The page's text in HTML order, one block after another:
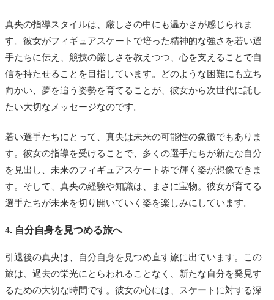
真央の指導スタイルは、厳しさの中にも温かさが感じられま
す。彼女がフィギュアスケートで培った精神的な強さを若い選
手たちに伝え、競技の厳しさを教えつつ、心を支えることで自
信を持たせることを目指しています。どのような困難にも立ち
向かい、夢を追う姿勢を育てることが、彼女から次世代に託し
たい大切なメッセージなのです。
若い選手たちにとって、真央は未来の可能性の象徴でもありま
す。彼女の指導を受けることで、多くの選手たちが新たな自分
を見出し、未来のフィギュアスケート界で輝く姿が想像できま
す。そして、真央の経験や知識は、まさに宝物。彼女が育てる
選手たちが未来を切り開いていく姿を楽しみにしています。
4. 自分自身を見つめる旅へ
引退後の真央は、自分自身を見つめ直す旅に出ています。この
旅は、過去の栄光にとらわれることなく、新たな自分を発見す
るための大切な時間です。彼女の心には、スケートに対する深